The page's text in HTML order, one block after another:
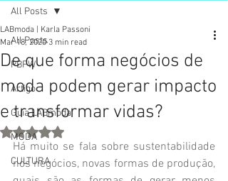
All Posts
PBFW
Artigo
Guia LABmoda
MODA
CULTURA
All Posts
De que forma negócios de
moda podem gerar impacto
e transformar vidas?
LABmoda | Karla Passoni
Mar 18, 2020 3 min read
Rated NaN out of 5 stars.
Há muito se fala sobre sustentabilidade
nos negócios, novas formas de produção,